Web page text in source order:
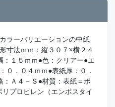
ラーバリエーションの中紙
寸法ｍｍ：縦３０７×横２４
：１５ｍｍ●色：クリアー●エ
０．０４ｍｍ●表紙厚：０．
：Ａ４－Ｓ●材質：表紙＝ポ
プロピレン（エンボスタイ